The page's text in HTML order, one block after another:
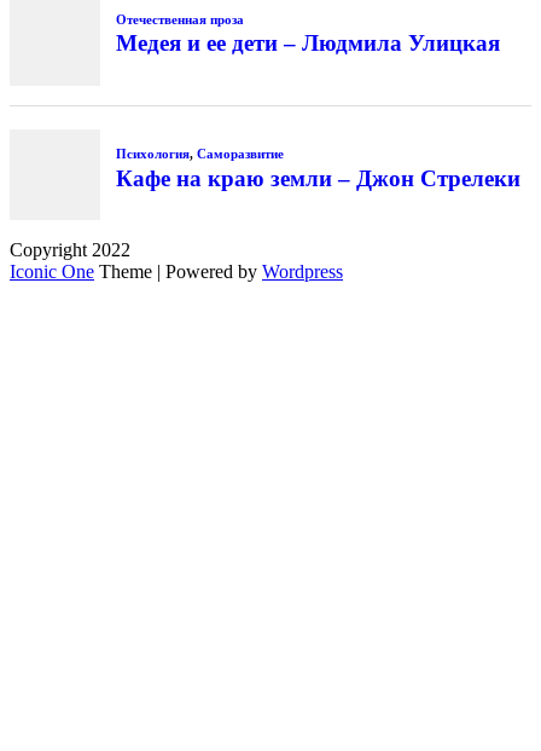
Отечественная проза
Медея и ее дети – Людмила Улицкая
Психология, Саморазвитие
Кафе на краю земли – Джон Стрелеки
Copyright 2022
Iconic One Theme | Powered by Wordpress